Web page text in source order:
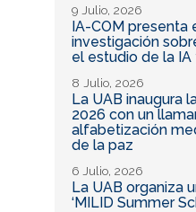
9 Julio, 2026
IA-COM presenta
investigación
el estudio de la
8 Julio, 2026
La UAB inaugura
2026 con un
alfabetización
de la paz
6 Julio, 2026
La UAB organiza
‘MILID Summer